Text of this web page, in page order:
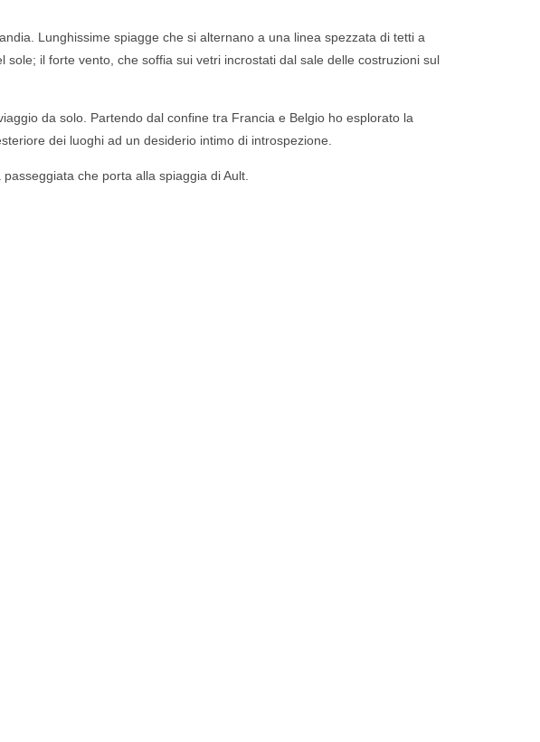
Lunghissime spiagge che si alternano a una linea spezzata di tetti a
il forte vento, che soffia sui vetri incrostati dal sale delle costruzioni sul
da solo. Partendo dal confine tra Francia e Belgio ho esplorato la
dei luoghi ad un desiderio intimo di introspezione.
che porta alla spiaggia di Ault.